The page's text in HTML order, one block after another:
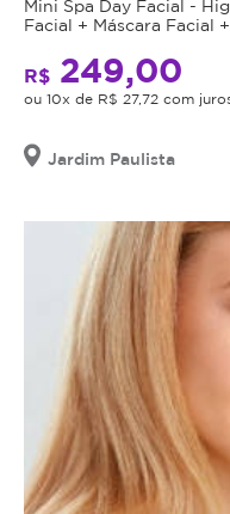
Mini Spa Day Facial -
Facial + Máscara Facial
R$ 249,00
ou 10x de R$ 27,72 com
Jardim Paulista